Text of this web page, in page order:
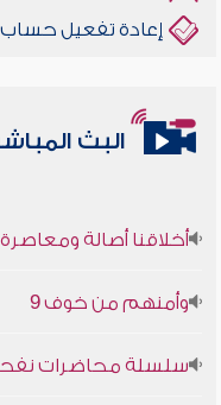
إعادة تفعيل حساب
البث
أخلاقنا أصالة ومعاصرة
وأمنهم من خوف 9
سلسلة محاضرات نفحات